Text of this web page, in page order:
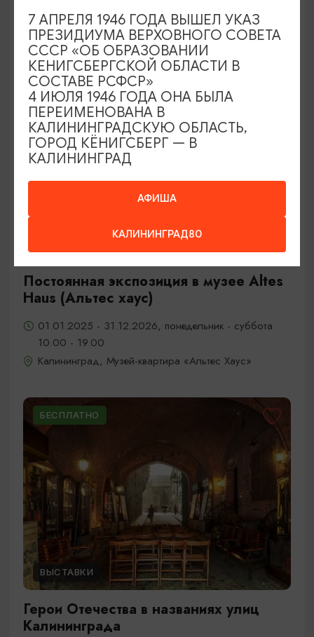
(касса – до 17.00)
Нестеров, Литературный музей в п. Чистые пруды
ОТ 1200₽
Постоянная экспозиция в музее Altes
Haus (Альтес хаус)
01.01.2025 - 31.12.2026, понедельник - суббота
10.00 - 19.00
Калининград, Музей-квартира «Альтес Хаус»
БЕСПЛАТНО
ВЫСТАВКИ
Герои Отечества в названиях улиц
Калининграда
АФИША
КАЛИНИНГРАД80
7 АПРЕЛЯ 1946 ГОДА ВЫШЕЛ УКАЗ
ПРЕЗИДИУМА ВЕРХОВНОГО СОВЕТА
СССР «ОБ ОБРАЗОВАНИИ
КЕНИГСБЕРГСКОЙ ОБЛАСТИ В
СОСТАВЕ РСФСР»
4 ИЮЛЯ 1946 ГОДА ОНА БЫЛА
ПЕРЕИМЕНОВАНА В
КАЛИНИНГРАДСКУЮ ОБЛАСТЬ,
ГОРОД КЁНИГСБЕРГ — В
КАЛИНИНГРАД